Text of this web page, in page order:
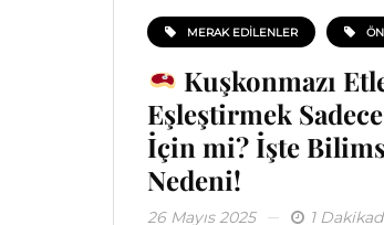
MERAK EDILENLER
Kuşkonmazı
Eşleştirmek
İçin mi? İşte
Nedeni!
26 Mayıs 2025 1